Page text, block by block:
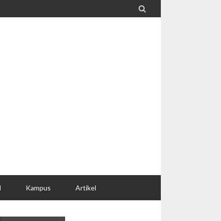

Kampus Artikel